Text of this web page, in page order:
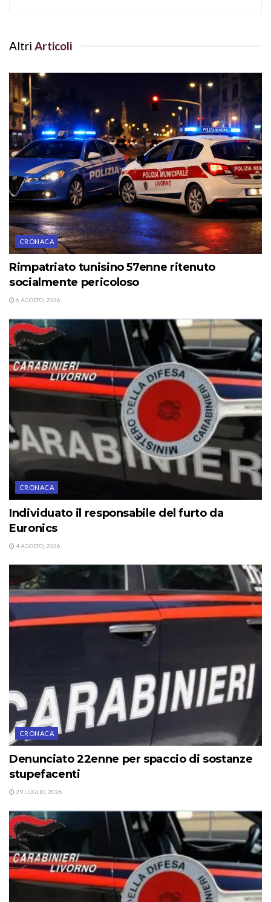
Altri Articoli
CRONACA
Rimpatriato tunisino 57enne ritenuto
socialmente pericoloso
6 AGOSTO, 2026
CRONACA
Individuato il responsabile del furto da
Euronics
4 AGOSTO, 2026
CRONACA
Denunciato 22enne per spaccio di sostanze
stupefacenti
29 LUGLIO, 2026